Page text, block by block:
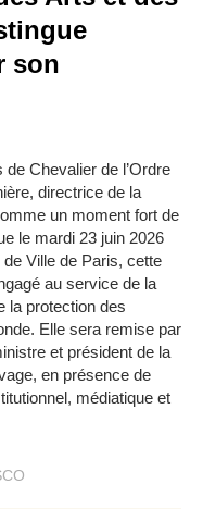
son
Chevalier de l’Ordre
directrice de la
un moment fort de
le mardi 23 juin 2026
Ville de Paris, cette
au service de la
la protection des
Elle sera remise par
et président de la
en présence de
médiatique et